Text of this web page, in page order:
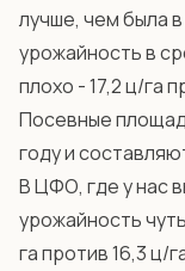
лучше, чем была
урожайность в
плохо - 17,2 ц/га
Посевные
году и
В ЦФО, где у нас
урожайность
га против 16,3 ц/